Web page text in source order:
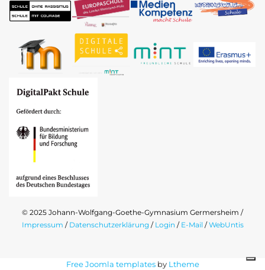
© 2025 Johann-Wolfgang-Goethe-Gymnasium Germersheim /
Impressum / Datenschutzerklärung / Login / E-Mail /WebUntis
Free Joomla templatesby Ltheme